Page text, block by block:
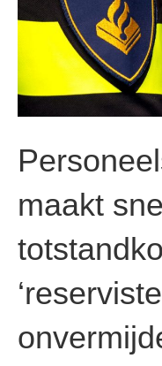
maakt